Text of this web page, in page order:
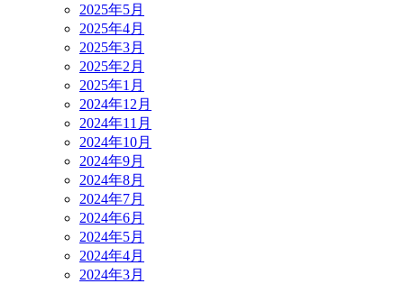
2025年5月
2025年4月
2025年3月
2025年2月
2025年1月
2024年12月
2024年11月
2024年10月
2024年9月
2024年8月
2024年7月
2024年6月
2024年5月
2024年4月
2024年3月